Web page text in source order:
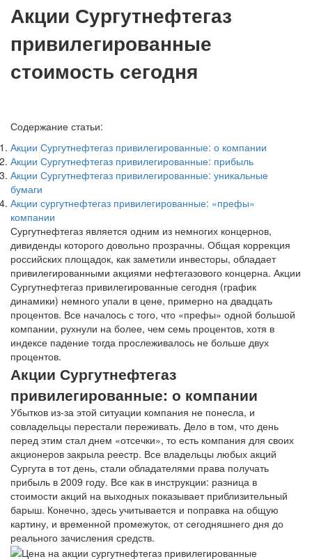
Акции Сургутнефтегаз
привилегированные
стоимость сегодня
Содержание статьи:
Акции Сургутнефтегаз привилегированные: о компании
Акции Сургутнефтегаз привилегированные: прибыль
Акции Сургутнефтегаз привилегированные: уникальные
бумаги
Акции сургутнефтегаз привилегированные: «префы»
компании
Сургутнефтегаз является одним из немногих концернов,
дивиденды которого довольно прозрачны. Общая коррекция
российских площадок, как заметили инвесторы, обладает
привилегированными акциями нефтегазового концерна. Акции
Сургутнефтегаз привилегированные сегодня (график
динамики) немного упали в цене, примерно на двадцать
процентов. Все началось с того, что «префы» одной большой
компании, рухнули на более, чем семь процентов, хотя в
индексе падение тогда прослеживалось не больше двух
процентов.
Акции Сургутнефтегаз
привилегированные: о компании
Убытков из-за этой ситуации компания не понесла, и
совладельцы перестали переживать. Дело в том, что день
перед этим стал днем «отсечки», то есть компания для своих
акционеров закрыла реестр. Все владельцы любых акций
Сургута в тот день, стали обладателями права получать
прибыль в 2009 году. Все как в инструкции: разница в
стоимости акций на выходных показывает приблизительный
барыш. Конечно, здесь учитывается и поправка на общую
картину, и временной промежуток, от сегодняшнего дня до
реального зачисления средств.